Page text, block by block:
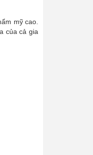
mỹ cao.
của cả gia